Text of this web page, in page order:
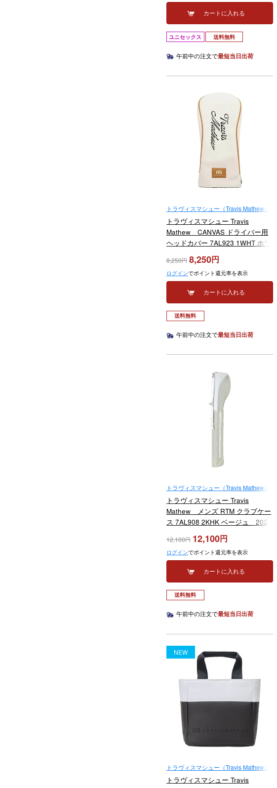
カートに入れる
ユニセックス 送料無料
午前中の注文で最短当日出荷
トラヴィスマシュー（Travis Mathew）
トラヴィスマシュー Travis
Mathew CANVAS ドライバー用
ヘッドカバー 7AL923 1WHT ホワ
イト 2025年モデル
8,250 8,250
ログインでポイント還元率を表示
カートに入れる
送料無料
午前中の注文で最短当日出荷
トラヴィスマシュー（Travis Mathew）
トラヴィスマシュー Travis
Mathew メンズ RTM クラブケー
ス 7AL908 2KHK ベージュ 2025
12,100 12,100
ログインでポイント還元率を表示
カートに入れる
送料無料
午前中の注文で最短当日出荷
NEW
トラヴィスマシュー（Travis Mathew）
トラヴィスマシュー Travis